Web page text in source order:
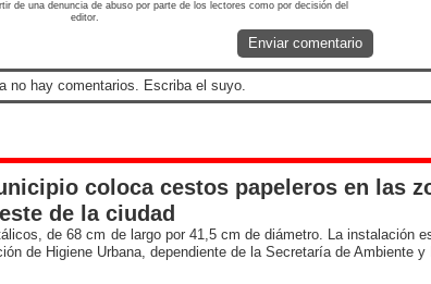
de una denuncia de abuso por parte de los lectores como por decisión del
editor.
Enviar comentario
no hay comentarios. Escriba el suyo.
coloca cestos papeleros en las
de la ciudad
de 68 cm de largo por 41,5 cm de diámetro. La instalación
de Higiene Urbana, dependiente de la Secretaría de Ambiente